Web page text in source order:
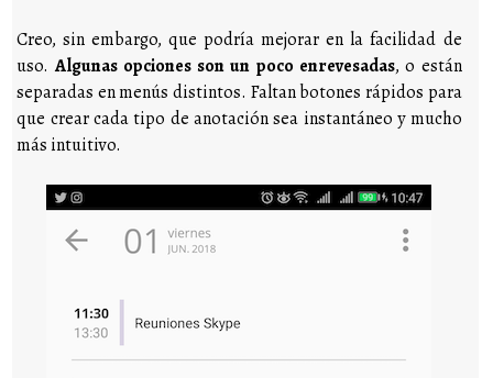
Creo, sin embargo, que podría mejorar en la facilidad de
uso.Algunas opciones son un poco enrevesadas, o están
separadas en menús distintos. Faltan botones rápidos para
que crear cada tipo de anotación sea instantáneo y mucho
más intuitivo.